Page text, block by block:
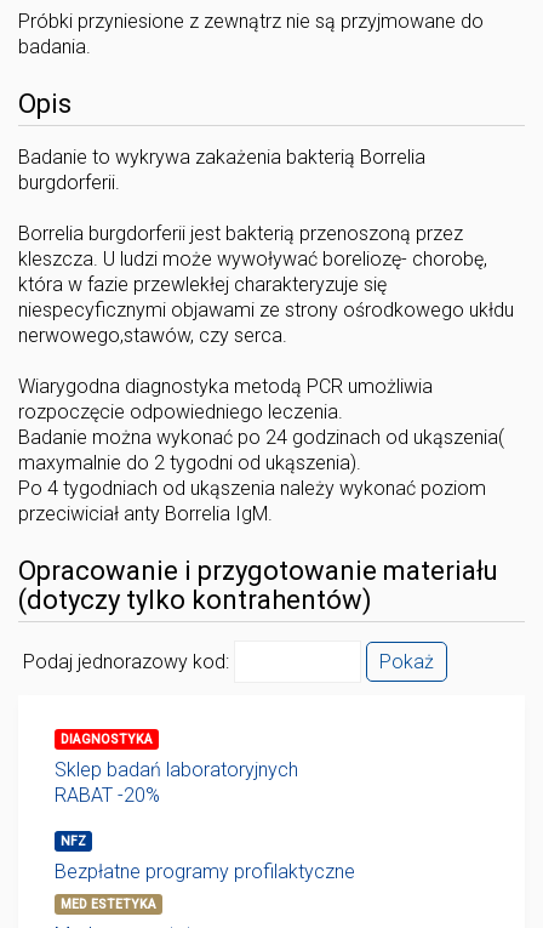
Próbki przyniesione z zewnątrz nie są przyjmowane do
badania.
Opis
Badanie to wykrywa zakażenia bakterią Borrelia
burgdorferii.
Borrelia burgdorferii jest bakterią przenoszoną przez
kleszcza. U ludzi może wywoływać boreliozę- chorobę,
która w fazie przewlekłej charakteryzuje się
niespecyficznymi objawami ze strony ośrodkowego ukłdu
nerwowego,stawów, czy serca.
Wiarygodna diagnostyka metodą PCR umożliwia
rozpoczęcie odpowiedniego leczenia.
Badanie można wykonać po 24 godzinach od ukąszenia(
maxymalnie do 2 tygodni od ukąszenia).
Po 4 tygodniach od ukąszenia należy wykonać poziom
przeciwiciał anty Borrelia IgM.
Opracowanie i przygotowanie materiału
(dotyczy tylko kontrahentów)
Podaj jednorazowy kod: Pokaż
DIAGNOSTYKA
Sklep badań laboratoryjnych
RABAT -20%
NFZ
Bezpłatne programy profilaktyczne
MED ESTETYKA